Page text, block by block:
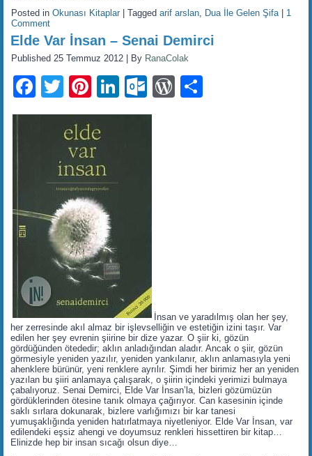
Posted in Okunası Kitaplar |Tagged arif arslan, Dua İle Gelen Şifa| 1
Comment
Elde Var İnsan – Senai Demirci
Published 25 Temmuz 2012 By RanaColak
Facebook
TwitterPinterest
LinkedIn
Outlook.com
WordPress
İnsan ve yaradılmış olan her şey,
her zerresinde akıl almaz bir işlevselliğin ve estetiğin izini taşır. Var
edilen her şey evrenin şiirine bir dize yazar. O şiir ki, gözün
gördüğünden ötededir; aklın anladığından aladır. Ancak o şiir, gözün
görmesiyle yeniden yazılır, yeniden yankılanır, aklın anlamasıyla yeni
ahenklere bürünür, yeni renklere ayrılır. Şimdi her birimiz her an yeniden
yazılan bu şiiri anlamaya çalışarak, o şiirin içindeki yerimizi bulmaya
çabalıyoruz. Senai Demirci, Elde Var İnsan’la, bizleri gözümüzün
gördüklerinden ötesine tanık olmaya çağırıyor. Can kasesinin içinde
saklı sırlara dokunarak, bizlere varlığımızı bir kar tanesi
yumuşaklığında yeniden hatırlatmaya niyetleniyor. Elde Var İnsan, var
edilendeki eşsiz ahengi ve doyumsuz renkleri hissettiren bir kitap…
Elinizde hep bir insan sıcağı olsun diye…